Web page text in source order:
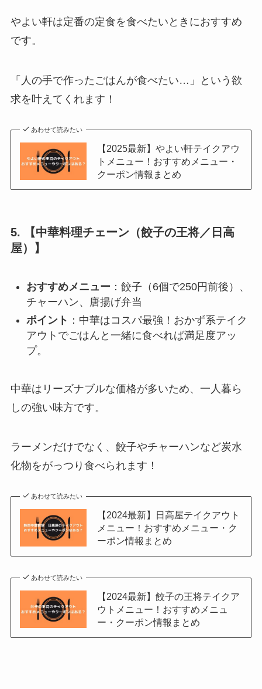
やよい軒は定番の定食を食べたいときにおすすめ
です。
「人の手で作ったごはんが食べたい…」という欲
求を叶えてくれます！
あわせて読みたい
【2025最新】やよい軒テイクアウ
トメニュー！おすすめメニュー・
クーポン情報まとめ
5. 【中華料理チェーン（餃子の王将／日高
屋）】
おすすめメニュー ：餃子（6個で250円前後）、
チャーハン、唐揚げ弁当
ポイント ：中華はコスパ最強！おかず系テイク
アウトでごはんと一緒に食べれば満足度アッ
プ。
中華はリーズナブルな価格が多いため、一人暮ら
しの強い味方です。
ラーメンだけでなく、餃子やチャーハンなど炭水
化物をがっつり食べられます！
あわせて読みたい
【2024最新】日高屋テイクアウト
メニュー！おすすめメニュー・ク
ーポン情報まとめ
あわせて読みたい
【2024最新】餃子の王将テイクア
ウトメニュー！おすすめメニュ
ー・クーポン情報まとめ